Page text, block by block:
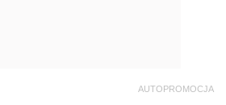
AUTOPROMOCJA